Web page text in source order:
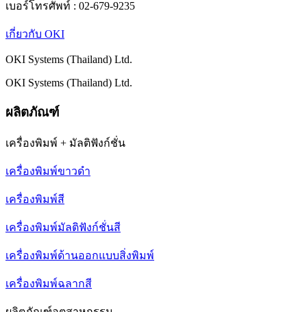
เบอร์โทรศัพท์ : 02-679-9235
เกี่ยวกับ OKI
OKI Systems (Thailand) Ltd.
OKI Systems (Thailand) Ltd.
ผลิตภัณฑ์
เครื่องพิมพ์ + มัลติฟังก์ชั่น
เครื่องพิมพ์ขาวดำ
เครื่องพิมพ์สี
เครื่องพิมพ์มัลติฟังก์ชั่นสี
เครื่องพิมพ์ด้านออกแบบสิ่งพิมพ์
เครื่องพิมพ์ฉลากสี